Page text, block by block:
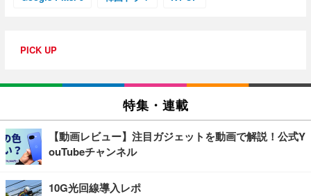
PICK UP
特集・連載
【動画レビュー】注目ガジェットを動画で解説！公式Y
ouTubeチャンネル
10G光回線導入レポ